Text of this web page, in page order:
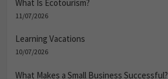
What Is Ecotourism?
11/07/2026
Learning Vacations
10/07/2026
What Makes a Small Business Successful?